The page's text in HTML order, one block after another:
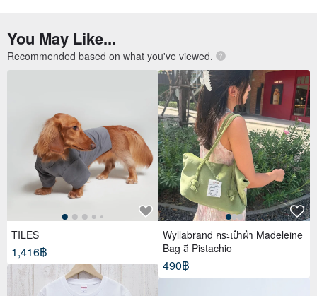
You May Like...
Recommended based on what you've viewed.
TILES
1,416฿
Wyllabrand กระเป๋าผ้า Madeleine
Bag สี Pistachio
490฿